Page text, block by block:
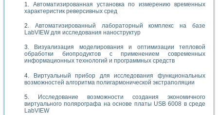
Автоматизированная установка по измерению временных
характеристик реверсивных сред
Автоматизированный лабораторный комплекс на базе
LabVIEW для исследования наноструктур
Визуализация моделирования и оптимизации тепловой
обработки биопродуктов с применением современных
информационных технологий и программных средств
Виртуальный прибор для исследования функциональных
возможностей алгоритма полигармонической экстраполяции
Исследование возможности создания экономичного
виртуального полярографа на основе платы USB 6008 в среде
LabVIEW